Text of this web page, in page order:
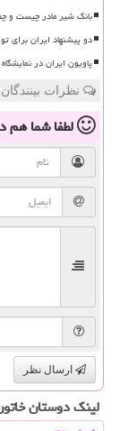
بانک شیر مادر چیست و
دو پیشنهاد ایران برای
پاویون ایران در
نظرات
لطفا شما هم
ارسال نظر
لینک دوستان